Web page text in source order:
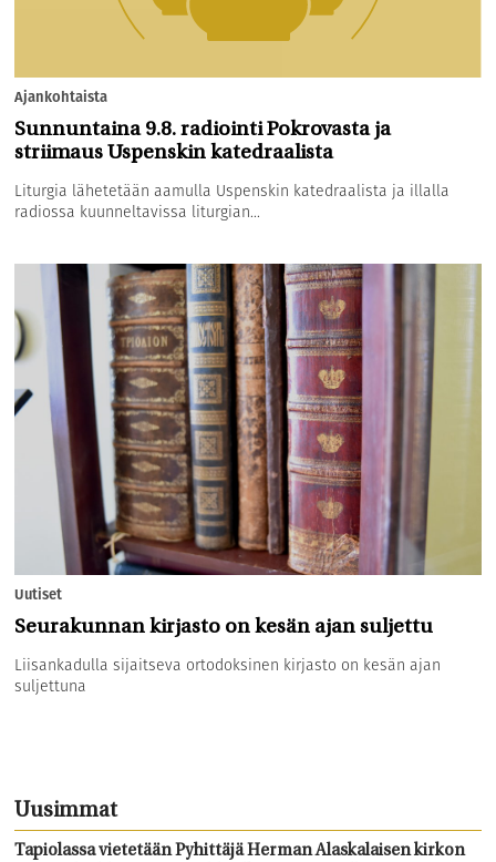
Ajankohtaista
Sunnuntaina 9.8. radiointi Pokrovasta ja
striimaus Uspenskin katedraalista
Liturgia lähetetään aamulla Uspenskin katedraalista ja illalla
radiossa kuunneltavissa liturgian...
Uutiset
Seurakunnan kirjasto on kesän ajan suljettu
Liisankadulla sijaitseva ortodoksinen kirjasto on kesän ajan
suljettuna
Uusimmat
Tapiolassa vietetään Pyhittäjä Herman Alaskalaisen kirkon